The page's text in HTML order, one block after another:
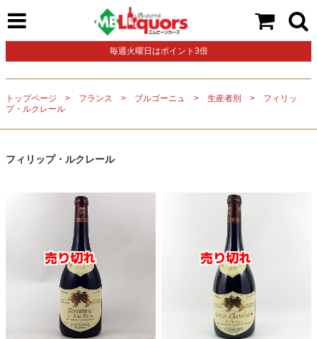
毎週火曜日はポイント3倍
トップページ フランス ブルゴーニュ 生産者別
フィリッ
プ・ルクレール
フィリップ・ルクレール